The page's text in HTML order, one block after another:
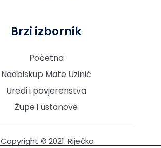
Brzi izbornik
Početna
Nadbiskup Mate Uzinić
Uredi i povjerenstva
Župe i ustanove
Copyright © 2021. Riječka